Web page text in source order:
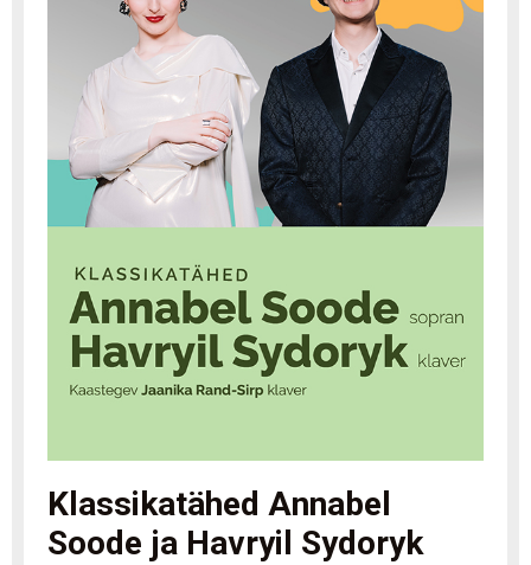
Klassikatähed Annabel
Soode ja Havryil Sydoryk